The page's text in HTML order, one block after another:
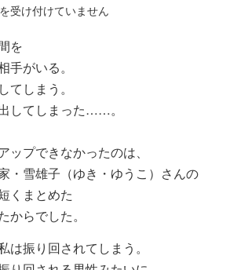
受け付けていません
を
手がいる。
てしまう。
してしまった……。
ップできなかったのは、
・雪雄子（ゆき・ゆうこ）さんの
くまとめた
からでした。
は振り回されてしまう。